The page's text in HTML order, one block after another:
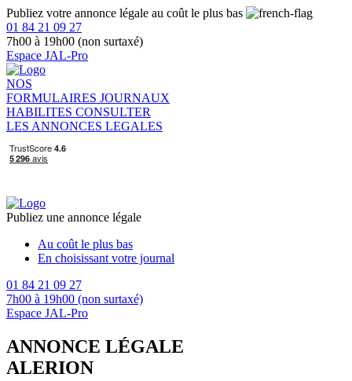
Publiez votre annonce légale au coût le plus bas
01 84 21 09 27
7h00 à 19h00 (non surtaxé)
Espace JAL-Pro
NOS
FORMULAIRES JOURNAUX
HABILITES CONSULTER
LES ANNONCES LEGALES
Publiez une annonce légale
Au coût le plus bas
En choisissant votre journal
01 84 21 09 27
7h00 à 19h00 (non surtaxé)
Espace JAL-Pro
ANNONCE LÉGALE
ALERION